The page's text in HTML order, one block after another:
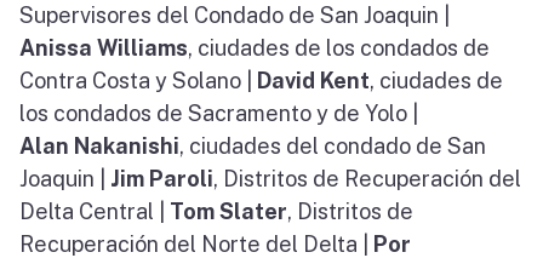
Supervisores del Condado de San Joaquin |
Anissa Williams, ciudades de los condados de
Contra Costa y Solano | David Kent, ciudades de
los condados de Sacramento y de Yolo |
Alan Nakanishi, ciudades del condado de San
Joaquin | Jim Paroli, Distritos de Recuperación del
Delta Central | Tom Slater, Distritos de
Recuperación del Norte del Delta | Por